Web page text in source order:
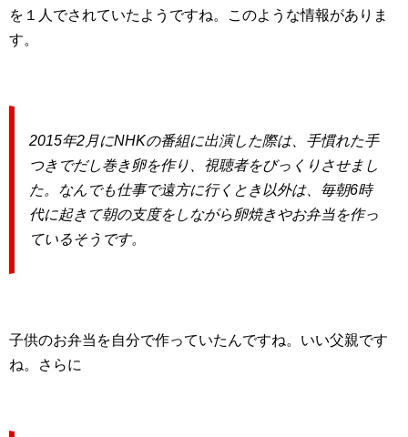
を１人でされていたようですね。このような情報がありま
す。
2015年2月にNHKの番組に出演した際は、手慣れた手
つきでだし巻き卵を作り、視聴者をびっくりさせまし
た。 なんでも仕事で遠方に行くとき以外は、 毎朝6時
代に起きて朝の支度をしながら卵焼きやお弁当を作っ
ているそうです。
子供のお弁当を自分で作っていたんですね。いい父親です
ね。さらに